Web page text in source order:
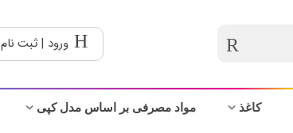
ورود | ثبت نام
کاغذ مواد مصرفی بر اساس مدل کپی